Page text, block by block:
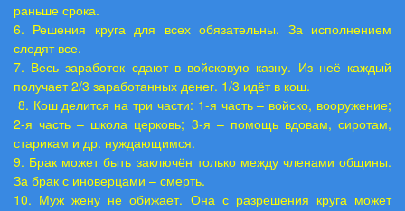
раньше срока.
6. Решения круга для всех обязательны. За исполнением
следят все.
7. Весь заработок сдают в войсковую казну. Из неё каждый
получает 2/3 заработанных денег. 1/3 идёт в кош.
8. Кош делится на три части: 1-я часть – войско, вооружение;
2-я часть – школа церковь; 3-я – помощь вдовам, сиротам,
старикам и др. нуждающимся.
9. Брак может быть заключён только между членами общины.
За брак с иноверцами – смерть.
10. Муж жену не обижает. Она с разрешения круга может